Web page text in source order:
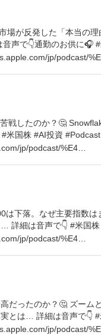
場が反発した「本当の
声で👇通勤のお供に🎧
jp/podcast/
戦したのか？🤔
米国株 #AI投資
jp/podcast/%E4…
下落。なぜ主要指数は
詳細は音声で👇 #米国
jp/podcast/%E4…
だったのか？🤔 ズーム
とは… 詳細は音声で👇
jp/podcast/